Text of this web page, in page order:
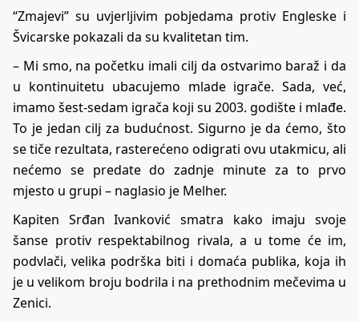
“Zmajevi” su uvjerljivim pobjedama protiv Engleske i
Švicarske pokazali da su kvalitetan tim.
– Mi smo, na početku imali cilj da ostvarimo baraž i da
u kontinuitetu ubacujemo mlade igrače. Sada, već,
imamo šest-sedam igrača koji su 2003. godište i mlađe.
To je jedan cilj za budućnost. Sigurno je da ćemo, što
se tiče rezultata, rasterećeno odigrati ovu utakmicu, ali
nećemo se predate do zadnje minute za to prvo
mjesto u grupi – naglasio je Melher.
Kapiten Srđan Ivanković smatra kako imaju svoje
šanse protiv respektabilnog rivala, a u tome će im,
podvlači, velika podrška biti i domaća publika, koja ih
je u velikom broju bodrila i na prethodnim mečevima u
Zenici.